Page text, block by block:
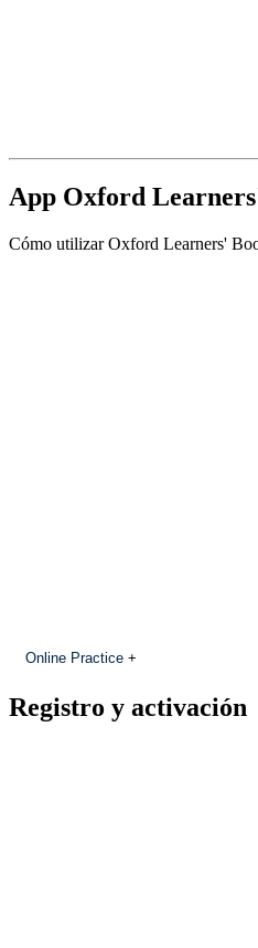
App Oxford
Cómo utilizar Oxford Learners'
Online Practice +
Registro y activación